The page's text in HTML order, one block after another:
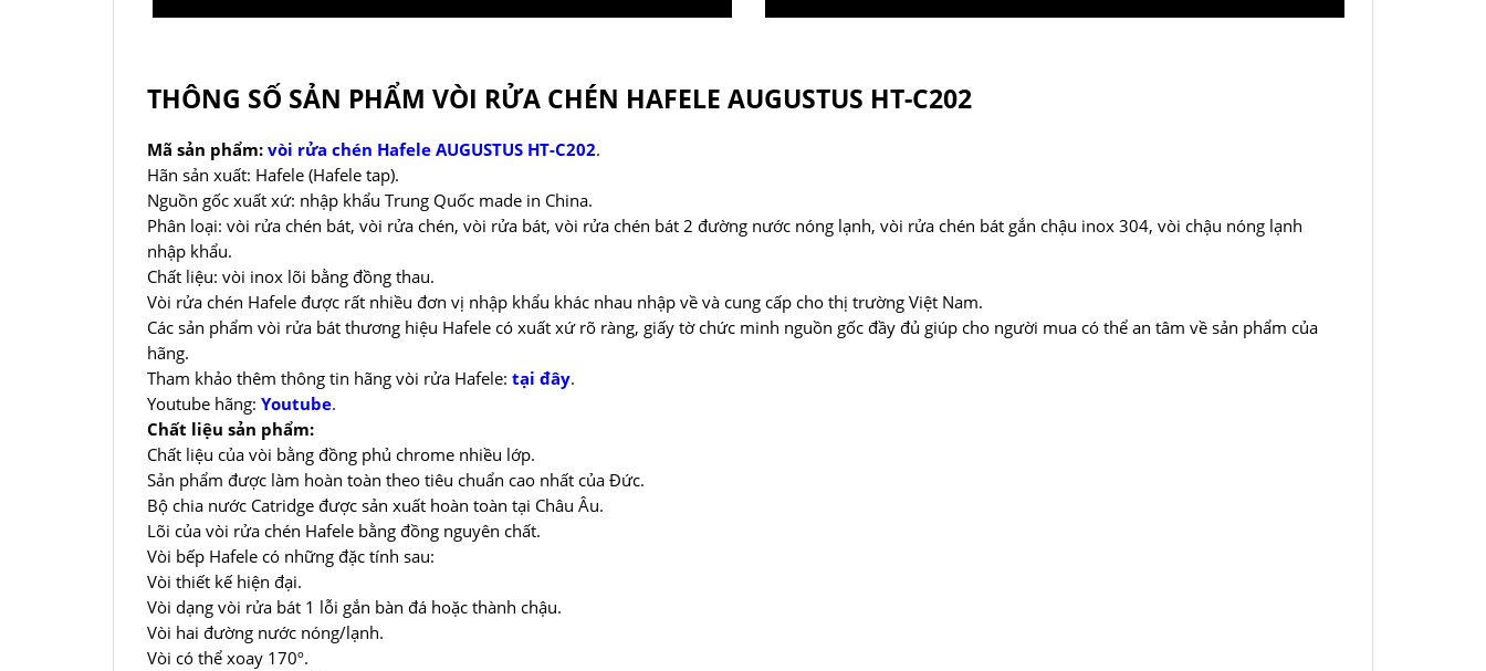
THÔNG SỐ SẢN PHẨM VÒI RỬA CHÉN HAFELE AUGUSTUS HT-C202
Mã sản phẩm: vòi rửa chén Hafele AUGUSTUS HT-C202.
Hãn sản xuất: Hafele (Hafele tap).
Nguồn gốc xuất xứ: nhập khẩu Trung Quốc made in China.
Phân loại: vòi rửa chén bát, vòi rửa chén, vòi rửa bát, vòi rửa chén bát 2 đường nước nóng lạnh, vòi rửa chén bát gắn chậu inox 304, vòi chậu nóng lạnh
nhập khẩu.
Chất liệu: vòi inox lõi bằng đồng thau.
Vòi rửa chén Hafele được rất nhiều đơn vị nhập khẩu khác nhau nhập về và cung cấp cho thị trường Việt Nam.
Các sản phẩm vòi rửa bát thương hiệu Hafele có xuất xứ rõ ràng, giấy tờ chức minh nguồn gốc đầy đủ giúp cho người mua có thể an tâm về sản phẩm của
hãng.
Tham khảo thêm thông tin hãng vòi rửa Hafele: tại đây.
Youtube hãng: Youtube.
Chất liệu sản phẩm:
Chất liệu của vòi bằng đồng phủ chrome nhiều lớp.
Sản phẩm được làm hoàn toàn theo tiêu chuẩn cao nhất của Đức.
Bộ chia nước Catridge được sản xuất hoàn toàn tại Châu Âu.
Lõi của vòi rửa chén Hafele bằng đồng nguyên chất.
Vòi bếp Hafele có những đặc tính sau:
Vòi thiết kế hiện đại.
Vòi dạng vòi rửa bát 1 lỗi gắn bàn đá hoặc thành chậu.
Vòi hai đường nước nóng/lạnh.
Vòi có thể xoay 170º.